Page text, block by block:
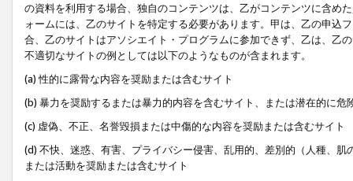
の資料を利用する場合、独自のコンテンツは、乙がコンテンツに含め
ォームには、乙のサイトを特定する必要があります。甲は、乙の申込
合、乙のサイトはアソシエイト・プログラムに参加できず、乙は、乙
不適切なサイトの例としては以下のようなものが含まれます。
(a) 性的に露骨な内容を奨励または含むサイト
(b) 暴力を奨励するまたは暴力的内容を含むサイト、または潜在的に
(c) 虚偽、不正、名誉毀損または中傷的な内容を奨励または含むサイト
(d) 不快、迷惑、有害、プライバシー侵害、乱用的、差別的（人種、
または活動を奨励または含むサイト